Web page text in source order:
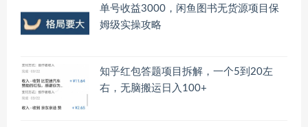
单号收益3000，闲鱼图书无货源项目保
姆级实操攻略
知乎红包答题项目拆解，一个5到20左
右，无脑搬运日入100+